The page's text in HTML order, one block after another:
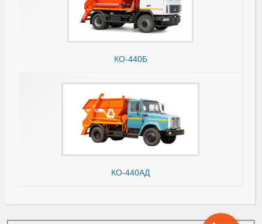
КО-440Б
КО-440АД